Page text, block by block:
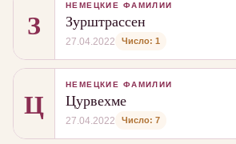
З НЕМЕЦКИЕ ФАМИЛИИ
Зурштрассен
27.04.2022 Число: 1
Ц НЕМЕЦКИЕ ФАМИЛИИ
Цурвехме
27.04.2022 Число: 7